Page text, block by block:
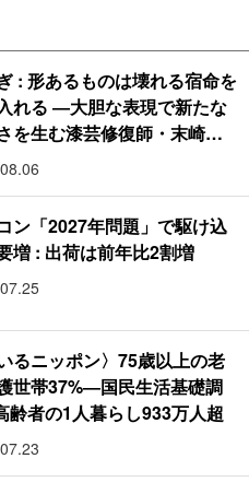
: 形あるものは壊れる宿命を
れる ―大胆な表現で新たな
を生む漆芸修復師・末崎広
ン「2027年問題」で駆け込
増 : 出荷は前年比2割増
いるニッポン〉75歳以上の老
世帯37%―国民生活基礎調
齢者の1人暮らし933万人超